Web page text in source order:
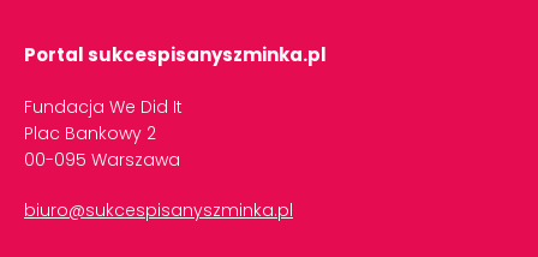
Portal sukcespisanyszminka.pl
Fundacja We Did It
Plac Bankowy 2
00-095 Warszawa
biuro@sukcespisanyszminka.pl